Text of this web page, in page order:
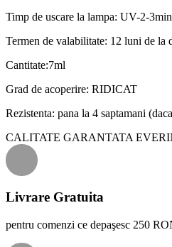
Timp de uscare la lampa: UV-2-
Termen de valabilitate: 12 luni de la
Cantitate:7ml
Grad de acoperire: RIDICAT
Rezistenta: pana la 4 saptamani
CALITATE GARANTATA
Livrare Gratuita
pentru comenzi ce depaşesc 250